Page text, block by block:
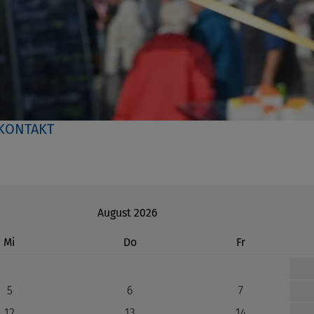
August 2026
Mi Donnerstag Freitag
5 6 7